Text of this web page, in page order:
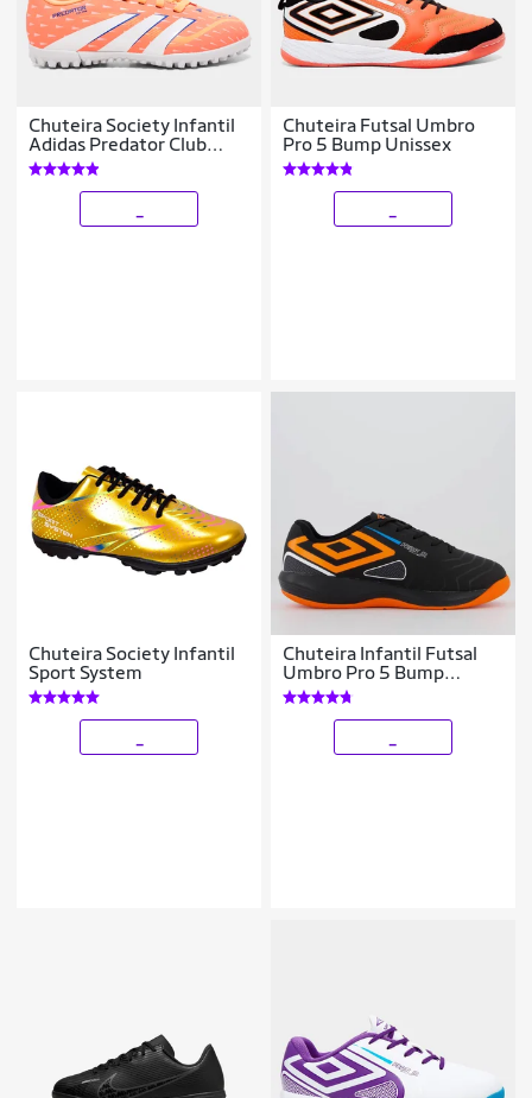
Chuteira Society Infantil
Adidas Predator Club
Unissex
Chuteira Futsal Umbro
Pro 5 Bump Unissex
Chuteira Society Infantil
Sport System
Chuteira Infantil Futsal
Umbro Pro 5 Bump
Unissex